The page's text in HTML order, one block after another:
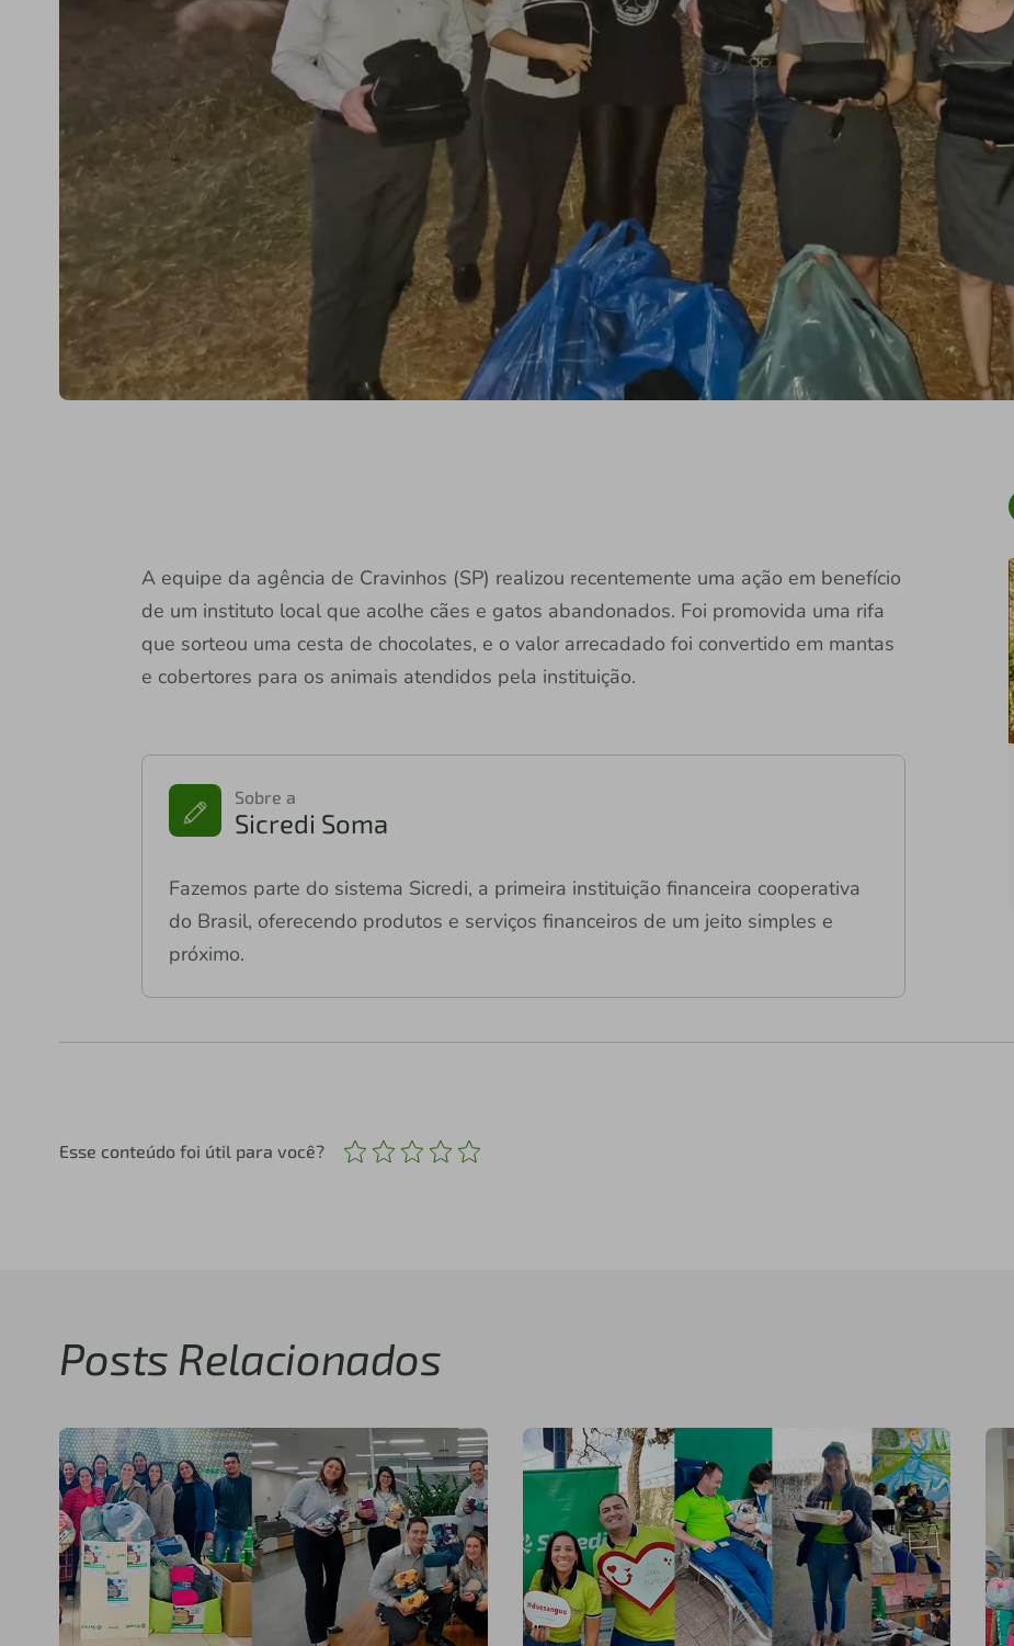
A equipe da agência de Cravinhos (SP) realizou recentemente uma ação em benefício
de um instituto local que acolhe cães e gatos abandonados. Foi promovida uma rifa
que sorteou uma cesta de chocolates, e o valor arrecadado foi convertido em mantas
e cobertores para os animais atendidos pela instituição.
Sobre a
Sicredi Soma
Fazemos parte do sistema Sicredi, a primeira instituição financeira cooperativa
do Brasil, oferecendo produtos e serviços financeiros de um jeito simples e
próximo.
Esse conteúdo foi útil para você?
Posts Relacionados